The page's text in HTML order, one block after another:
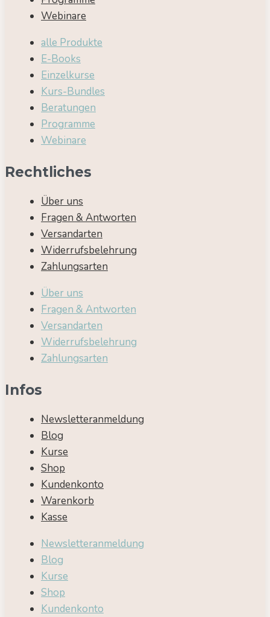
Webinare
alle Produkte
E-Books
Einzelkurse
Kurs-Bundles
Beratungen
Programme
Webinare
Rechtliches
Über uns
Fragen & Antworten
Versandarten
Widerrufsbelehrung
Zahlungsarten
Über uns
Fragen & Antworten
Versandarten
Widerrufsbelehrung
Zahlungsarten
Infos
Newsletteranmeldung
Blog
Kurse
Shop
Kundenkonto
Warenkorb
Kasse
Newsletteranmeldung
Blog
Kurse
Shop
Kundenkonto